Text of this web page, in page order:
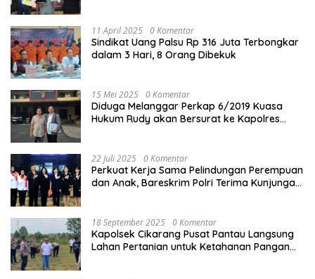
11 April 2025 0 Komentar
Sindikat Uang Palsu Rp 316 Juta Terbongkar
dalam 3 Hari, 8 Orang Dibekuk
15 Mei 2025 0 Komentar
Diduga Melanggar Perkap 6/2019 Kuasa
Hukum Rudy akan Bersurat ke Kapolres
22 Juli 2025 0 Komentar
Perkuat Kerja Sama Pelindungan Perempuan
dan Anak, Bareskrim Polri Terima Kunjungan
18 September 2025 0 Komentar
Kapolsek Cikarang Pusat Pantau Langsung
Lahan Pertanian untuk Ketahanan Pangan